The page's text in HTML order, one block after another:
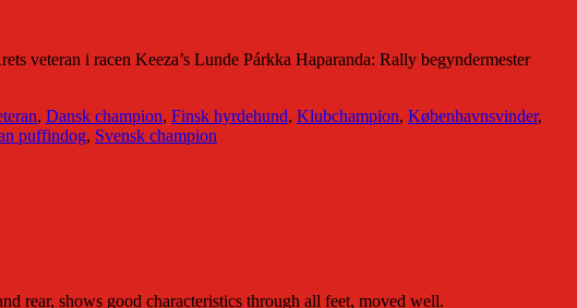
veteran i racen Keeza’s Lunde Párkka Haparanda: Rally begyndermester
, Dansk champion, Finsk hyrdehund, Klubchampion, Københavnsvinder,
puffindog, Svensk champion
rear, shows good characteristics through all feet, moved well.